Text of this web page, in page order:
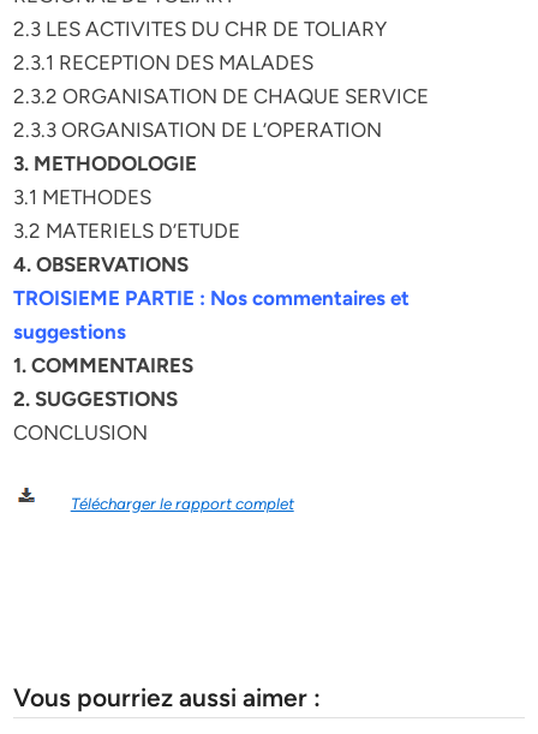
2.3 LES ACTIVITES DU CHR DE TOLIARY
2.3.1 RECEPTION DES MALADES
2.3.2 ORGANISATION DE CHAQUE SERVICE
2.3.3 ORGANISATION DE L’OPERATION
3. METHODOLOGIE
3.1 METHODES
3.2 MATERIELS D’ETUDE
4. OBSERVATIONS
TROISIEME PARTIE : Nos commentaires et
suggestions
1. COMMENTAIRES
2. SUGGESTIONS
CONCLUSION
Télécharger le rapport complet
Vous pourriez aussi aimer :